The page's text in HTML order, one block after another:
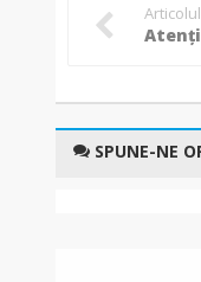
SPUNE-NE